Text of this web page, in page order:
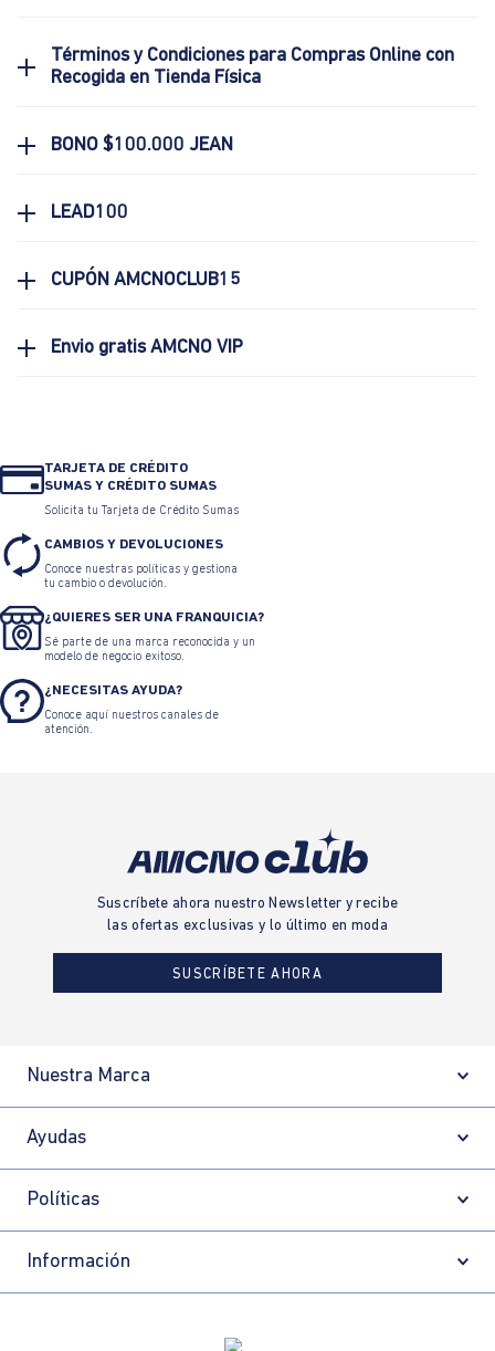
Términos y Condiciones para Compras Online con
Recogida en Tienda Física
BONO $100.000 JEAN
LEAD100
CUPÓN AMCNOCLUB15
Envio gratis AMCNO VIP
TARJETA DE CRÉDITO
SUMAS Y CRÉDITO SUMAS
Solicita tu Tarjeta de Crédito Sumas
CAMBIOS Y DEVOLUCIONES
Conoce nuestras políticas y gestiona
tu cambio o devolución.
¿QUIERES SER UNA FRANQUICIA?
Sé parte de una marca reconocida y un
modelo de negocio exitoso.
¿NECESITAS AYUDA?
Conoce aquí nuestros canales de
atención.
Suscríbete ahora nuestro Newsletter y recibe
las ofertas exclusivas y lo último en moda
SUSCRÍBETE AHORA
Nuestra Marca
Ayudas
Políticas
Información